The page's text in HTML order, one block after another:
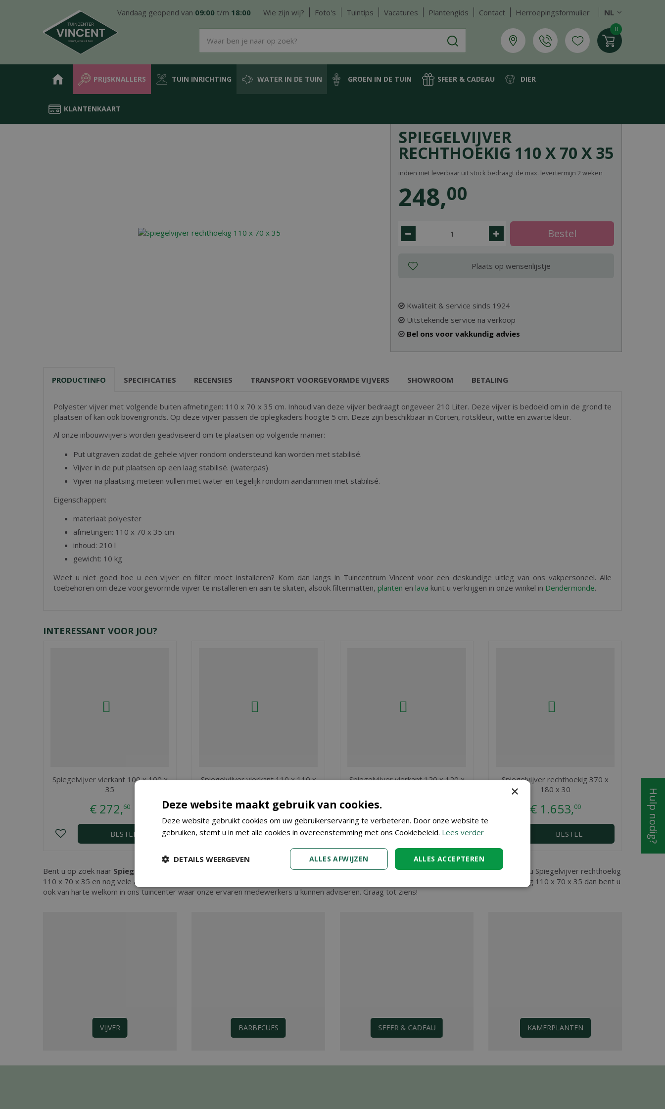
Home Producten Water in de tuin
Vandaag geopend van 09:00 t/m 18:00 Wie zijn wij? Foto's Tuintips Vacatures Plantengids Contact Herroepingsformulier NL
PRIJSKNALLERS TUIN INRICHTING WATER IN DE TUIN GROEN IN DE TUIN SFEER & CADEAU DIER
KLANTENKAART
SPIEGELVIJVER
RECHTHOEKIG 110 X 70 X 35
248,00
indien niet leverbaar uit stock bedraagt de max. levertermijn 2 weken
Kwaliteit & service sinds 1924
Uitstekende service na verkoop
Bel ons voor vakkundig advies
PRODUCTINFO SPECIFICATIES RECENSIES TRANSPORT VOORGEVORMDE VIJVERS SHOWROOM BETALING
Polyester vijver met volgende buiten afmetingen: 110 x 70 x 35 cm. Inhoud van deze vijver bedraagt ongeveer 210 Liter. Deze vijver is bedoeld om in de grond te
plaatsen of kan ook bovengronds. Op deze vijver passen de oplegkaders hoogte 5 cm. Deze zijn beschikbaar in Corten, rotskleur, witte en zwarte kleur.
Al onze inbouwvijvers worden geadviseerd om te plaatsen op volgende manier:
Put uitgraven zodat de gehele vijver rondom ondersteund kan worden met stabilisé.
Vijver in de put plaatsen op een laag stabilisé. (waterpas)
Vijver na plaatsing meteen vullen met water en tegelijk rondom aandammen met stabilisé.
Eigenschappen:
materiaal: polyester
afmetingen: 110 x 70 x 35 cm
inhoud: 210 l
gewicht: 10 kg
Weet u niet goed hoe u een vijver en filter moet installeren? Kom dan langs in Tuincentrum Vincent voor een deskundige uitleg van ons vakpersoneel. Alle
toebehoren om deze voorgevormde vijver te installeren en aan te sluiten, alsook filtermatten, planten en lava kunt u verkrijgen in onze winkel in Dendermonde.
INTERESSANT VOOR JOU?
Spiegelvijver vierkant 100 x 100 x
35
€ 272,60
BESTEL
Spiegelvijver vierkant 110 x 110 x
€281, 25
BESTEL
Spiegelvijver vierkant 120 x 120 x
BESTEL
Spiegelvijver rechthoekig 370 x
180 x 30
€ 1.653,00
BESTEL
Bent u op zoek naar Spiegelvijver rechthoekig 110 x 70 x 35
? Bij Tuincenter Vincent in Dendermonde, nabij Aalst, Gent en Sint Niklaas, vindt u Spiegelvijver rechthoekig
110 x 70 x 35 en nog vele andere tuinartikelen. Kopen doet u eenvoudig in onze webshop. Wilt u meer informatie over Spiegelvijver rechthoekig 110 x 70 x 35 dan bent u
ook van harte welkom in ons tuincenter waar onze ervaren medewerkers u kunnen adviseren. Graag tot ziens!
VIJVER BARBECUES SFEER & CADEAU KAMERPLANTEN
Hulp nodig?
×
Deze website maakt gebruik van cookies.
Deze website gebruikt cookies om uw gebruikerservaring te verbeteren. Door onze website te
gebruiken, stemt u in met alle cookies in overeenstemming met ons Cookiebeleid. Lees verder
ALLES ACCEPTEREN
ALLES AFWIJZEN
DETAILS WEERGEVEN